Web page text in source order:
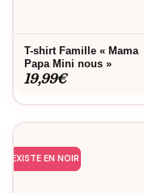
T-shirt Famille « Mama
Papa Mini nous »
19,99€
EXISTE EN NOIR